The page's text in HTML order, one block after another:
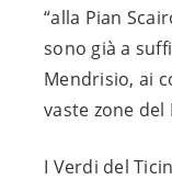
“alla Pian
sono già a
Mendrisio, ai
vaste zone del
I Verdi del